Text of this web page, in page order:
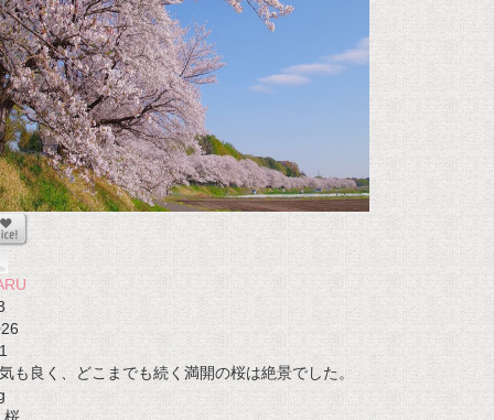
1
も良く、どこまでも続く満開の桜は絶景でした。